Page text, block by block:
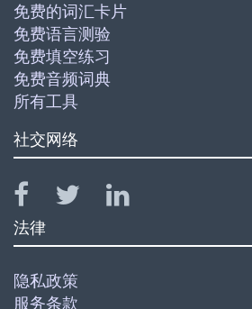
免费的词汇卡片
免费语言测验
免费填空练习
免费音频词典
所有工具
社交网络
法律
隐私政策
服务条款